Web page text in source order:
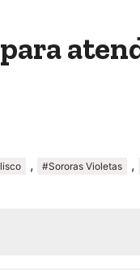
, #Sororas Violetas ,